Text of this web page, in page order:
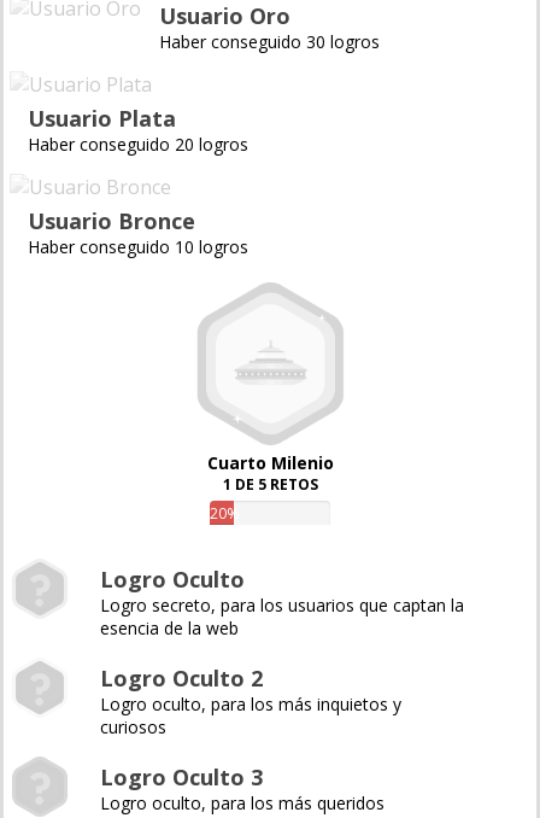
Usuario Oro
Haber conseguido 30 logros
Usuario Plata
Haber conseguido 20 logros
Usuario Bronce
Haber conseguido 10 logros
Cuarto Milenio
1 DE 5 RETOS
20%
Logro Oculto
Logro secreto, para los usuarios que captan la
esencia de la web
Logro Oculto 2
Logro oculto, para los más inquietos y
curiosos
Logro Oculto 3
Logro oculto, para los más queridos